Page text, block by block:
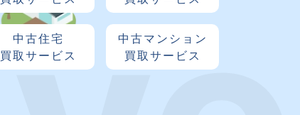
中古住宅
買取サービス
中古マンション
買取サービス